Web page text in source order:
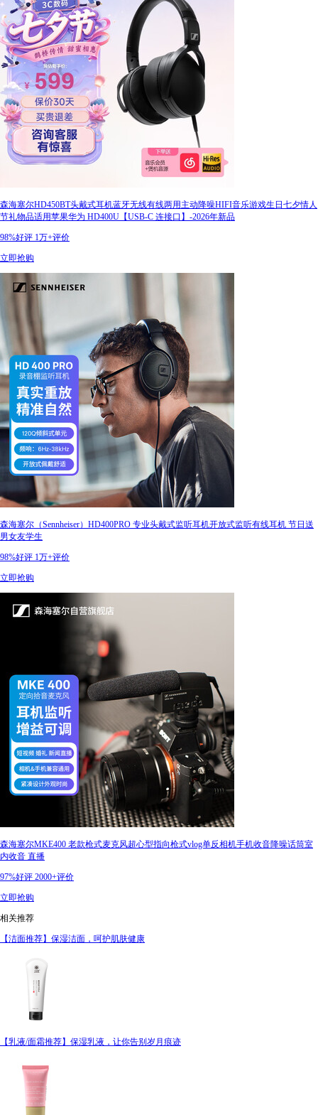
森海塞尔HD450BT头戴式耳机蓝牙无线有线两用主动降噪HIFI音乐游戏生日七夕情人
节礼物品适用苹果华为 HD400U【USB-C 连接口】-2026年新品
98%好评 1万+评价
立即抢购
森海塞尔（Sennheiser）HD400PRO 专业头戴式监听耳机开放式监听有线耳机 节日送
男女友学生
98%好评 1万+评价
立即抢购
森海塞尔MKE400 老款枪式麦克风超心型指向枪式vlog单反相机手机收音降噪话筒室
内收音 直播
97%好评 2000+评价
立即抢购
相关推荐
【洁面推荐】保湿洁面，呵护肌肤健康
【乳液/面霜推荐】保湿乳液，让你告别岁月痕迹